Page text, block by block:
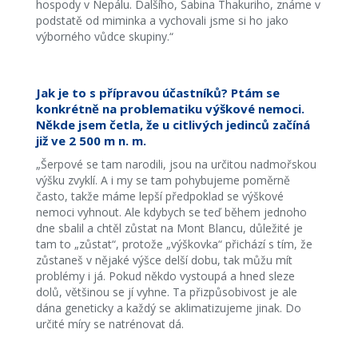
hospody v Nepálu. Dalšího, Sabina Thakuriho, známe v
podstatě od miminka a vychovali jsme si ho jako
výborného vůdce skupiny.“
Jak je to s přípravou účastníků? Ptám se
konkrétně na problematiku výškové nemoci.
Někde jsem četla, že u citlivých jedinců začíná
již ve 2 500 m n. m.
„Šerpové se tam narodili, jsou na určitou nadmořskou
výšku zvyklí. A i my se tam pohybujeme poměrně
často, takže máme lepší předpoklad se výškové
nemoci vyhnout. Ale kdybych se teď během jednoho
dne sbalil a chtěl zůstat na Mont Blancu, důležité je
tam to „zůstat“, protože „výškovka“ přichází s tím, že
zůstaneš v nějaké výšce delší dobu, tak můžu mít
problémy i já. Pokud někdo vystoupá a hned sleze
dolů, většinou se jí vyhne. Ta přizpůsobivost je ale
dána geneticky a každý se aklimatizujeme jinak. Do
určité míry se natrénovat dá.